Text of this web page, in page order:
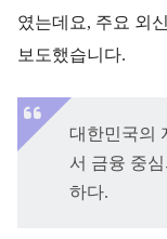
였는데요, 주요 외
보도했습니다.
대한민국의
서 금융 중
하다.